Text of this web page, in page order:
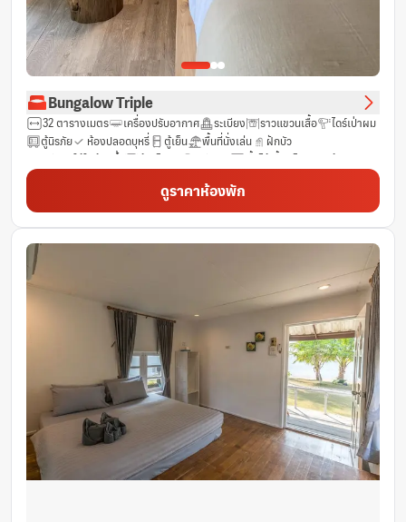
Bungalow Triple
32 ตารางเมตร เครื่องปรับอากาศ ระเบียง ราวแขวนเสื้อ
ไดร์เป่าผม
ตู้นิรภัย
ห้องปลอดบุหรี่ ตู้เย็น พื้นที่นั่งเล่น
ฝักบัว
ฟรีของใช้ในห้องน้ำ
ผ้าเช็ดตัว
พื้นไม้เนื้อแข็ง/ปาร์เก้
กาแฟสำเร็จรูป (ฟรี)
พื้นกระเบื้อง/หินอ่อน
ถังขยะ
หน้าต่าง
เตียงสำหรับเด็ก (เมื่อแจ้งความประสงค์)
บริการด้านความปลอดภัย ทีวี
ดูราคาห้องพัก